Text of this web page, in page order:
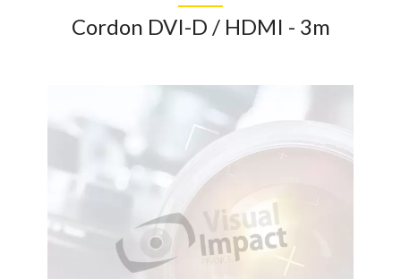
Cordon DVI-D / HDMI - 3m